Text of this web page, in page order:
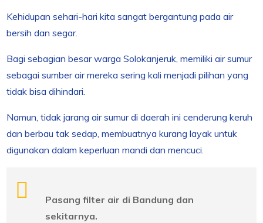
Kehidupan sehari-hari kita sangat bergantung pada air
bersih dan segar.
Bagi sebagian besar warga Solokanjeruk, memiliki air sumur
sebagai sumber air mereka sering kali menjadi pilihan yang
tidak bisa dihindari.
Namun, tidak jarang air sumur di daerah ini cenderung keruh
dan berbau tak sedap, membuatnya kurang layak untuk
digunakan dalam keperluan mandi dan mencuci.
Pasang filter air di Bandung dan
sekitarnya.